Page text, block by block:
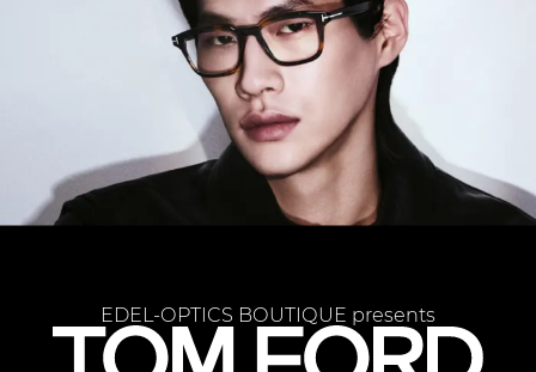
EDEL-OPTICS BOUTIQUE presents